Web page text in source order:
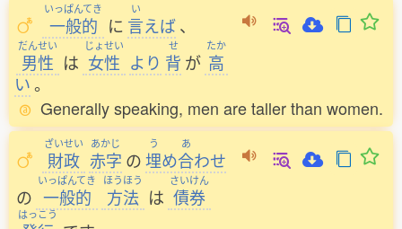
いっぱんてき
一般的 に
い
言えば、
だんせい
男性 は
じょせい
女性 より
せ
背 が
たか
高
い。
Generally speaking, men are taller than women.
ざいせい
財政
あかじ
赤字 の
う
埋め
あ
合わせ
の
いっぱんてき
一般的
ほうほう
方法 は
さいけん
債券
はっこう